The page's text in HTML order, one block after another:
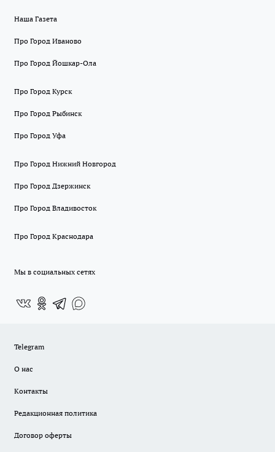
Наша Газета
Про Город Иваново
Про Город Йошкар-Ола
Про Город Курск
Про Город Рыбинск
Про Город Уфа
Про Город Нижний Новгород
Про Город Дзержинск
Про Город Владивосток
Про Город Краснодара
Мы в социальных сетях
Telegram
О нас
Контакты
Редакционная политика
Договор оферты